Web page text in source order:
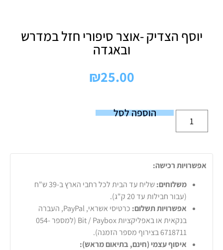
יוסף הצדיק -אוצר סיפורי חזל במדרש
ובאגדה
₪25.00
הוספה לסל
אפשרויות רכישה:
משלוחים:
שליח עד הבית לכל רחבי הארץ ב-39 ש"ח
(עבור חבילות עד 20 ק"ג).
אפשרויות תשלום:
כרטיסי אשראי, PayPal, העברה
בנקאית או באפליקציות Bit / Paybox (למספר 054-
6718711 בצירוף מספר הזמנה).
איסוף עצמי (חינם, בתיאום מראש):